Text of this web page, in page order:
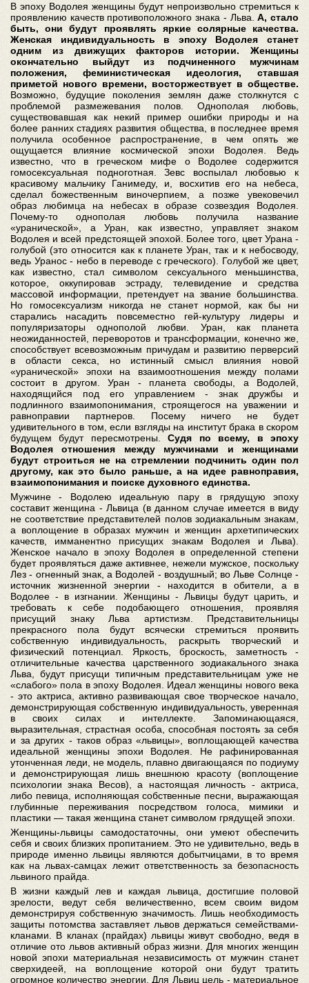
В эпоху Водолея женщины будут непроизвольно стремиться к
проявлению качеств противоположного знака - Льва.А, стало
быть, они будут проявлять яркие солярные качества.
Женская индивидуальность в эпоху Водолея станет
одним из движущих факторов истории. Женщины
окончательно выйдут из подчиненного мужчинам
положения, феминистическая идеология, ставшая
приметой нового времени, восторжествует в обществе.
Возможно, будущие поколения землян даже столкнутся с
проблемой размежевания полов. Однополая любовь,
существовавшая как некий пример ошибки природы и на
более ранних стадиях развития общества, в последнее время
получила особенное распространение, в чем опять же
ощущается влияние космической эпохи Водолея. Ведь
известно, что в греческом мифе о Водолее содержится
гомосексуальная подноготная. Зевс воспылал любовью к
красивому мальчику Ганимеду, и, восхитив его на небеса,
сделал божественным виночерпием, а позже увековечил
образ любимца на небесах в образе созвездия Водолея.
Почему-то однополая любовь получила название
«уранической», а Уран, как известно, управляет знаком
Водолея и всей предстоящей эпохой. Более того, цвет Урана -
голубой (это относится как к планете Уран, так и к небосводу,
ведь Уранос - небо в переводе с греческого). Голубой же цвет,
как известно, стал символом сексуального меньшинства,
которое, оккупировав эстраду, телевидение и средства
массовой информации, претендует на звание большинства.
Но гомосексуализм никогда не станет нормой, как бы ни
старались насадить повсеместно гей-культуру лидеры и
популяризаторы однополой любви. Уран, как планета
неожиданностей, переворотов и трансформации, конечно же,
способствует всевозможным причудам и развитию перверсий
в области секса, но истинный смысл влияния новой
«уранической» эпохи на взаимоотношения между полами
состоит в другом. Уран - планета свободы, а Водолей,
находящийся под его управлением - знак дружбы и
подлинного взаимопонимания, строящегося на уважении и
равноправии партнеров. Посему ничего не будет
удивительного в том, если взгляды на институт брака в скором
будущем будут пересмотрены.Судя по всему, в эпоху
Водолея отношения между мужчинами и женщинами
будут строиться не на стремлении подчинить один пол
другому, как это было раньше, а на идее равноправия,
взаимопонимания и поиске духовного единства.
Мужчине - Водолею идеальную пару в грядущую эпоху
составит женщина - Львица (в данном случае имеется в виду
не соответствие представителей полов зодиакальным знакам,
а воплощение в образах мужчин и женщин архетипических
качеств, имманентно присущих знакам Водолея и Льва).
Женское начало в эпоху Водолея в определенной степени
будет проявляться даже активнее, нежели мужское, поскольку
Лез - огненный знак, а Водолей - воздушный; во Льве Солнце -
источник жизненной энергии - находится в обители, а в
Водолее - в изгнании. Женщины - Львицы будут царить, и
требовать к себе подобающего отношения, проявляя
присущий знаку Льва артистизм. Представительницы
прекрасного пола будут всячески стремиться проявить
собственную индивидуальность, раскрыть творческий и
физический потенциал. Яркость, броскость, заметность -
отличительные качества царственного зодиакального знака
Льва, будут присущи типичным представительницам уже не
«слабого» пола в эпоху Водолея. Идеал женщины нового века
- это актриса, активно развивающая свое творческое начало,
демонстрирующая собственную индивидуальность, уверенная
в своих силах и интеллекте. Запоминающаяся,
выразительная, страстная особа, способная постоять за себя
и за других - таков образ «львицы», воплощающей качества
идеальной женщины эпохи Водолея. Не рафинированная
утонченная леди, не модель, плавно двигающаяся по подиуму
и демонстрирующая лишь внешнюю красоту (воплощение
психологии знака Весов), а настоящая личность - актриса,
либо певица, исполняющая собственные песни, выражающая
глубинные переживания посредством голоса, мимики и
пластики — такая женщина станет символом грядущей эпохи.
Женщины-львицы самодостаточны, они умеют обеспечить
себя и своих близких пропитанием. Это не удивительно, ведь в
природе именно львицы являются добытчицами, в то время
как на львах-самцах лежит ответственность за безопасность
львиного прайда.
В жизни каждый лев и каждая львица, достигшие половой
зрелости, ведут себя величественно, всем своим видом
демонстрируя собственную значимость. Лишь необходимость
защиты потомства заставляет львов держаться семействами-
кланами. В кланах (прайдах) львицы живут свободно, ведя в
отличие ото львов активный образ жизни. Для многих женщин
новой эпохи материальная независимость от мужчин станет
сверхидеей, на воплощение которой они будут тратить
огромное количество энергии. Для Львиц цель - материальное